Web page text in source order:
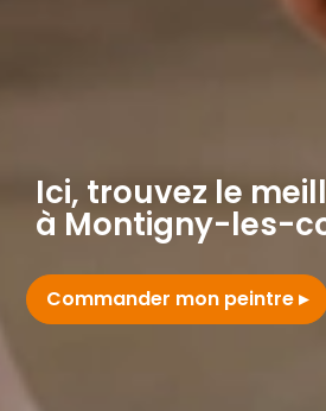
Ici, trouvez le
à Montigny-les-
Commander mon peintre